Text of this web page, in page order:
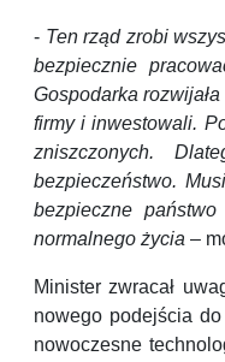
- Ten rząd zrobi
bezpiecznie
Gospodarka
firmy i inwestowali.
zniszczonych.
bezpieczeństwo.
bezpieczne
normalnego życia –
Minister zwracał
nowego podejścia
nowoczesne